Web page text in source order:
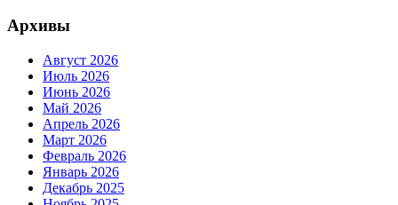
Архивы
Август 2026
Июль 2026
Июнь 2026
Май 2026
Апрель 2026
Март 2026
Февраль 2026
Январь 2026
Декабрь 2025